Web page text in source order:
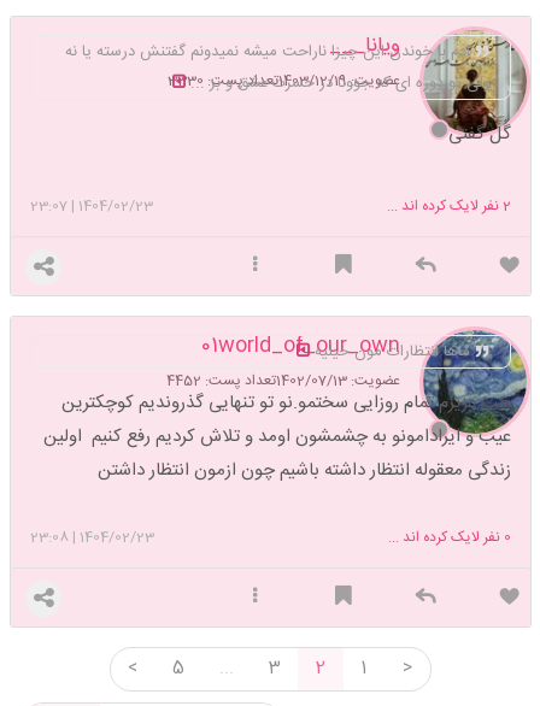
ویانا___
عضویت: 1403/12/19 تعداد پست: 3330
ادم با خوندن این چیزا ناراحت میشه نمیدونم گفتنش درسته یا نه
ولی تو دوره ای که جوونا در حسرت عشق و بر ...
گُل گفتی
1404/02/23
|
23:07 2نفر لایک کرده اند ...
01world_of_our_own
عضویت: 1402/07/13 تعداد پست: 4452
ماها انتظارات مون خیلیه
خب عزیزم تمام روزایی سختمو.نو تو تنهایی گذروندیم کوچکترین
عیب و ایرادامونو به چشمشون اومد و تلاش کردیم رفع کنیم اولین
زندگی معقوله انتظار داشته باشیم چون ازمون انتظار داشتن
1404/02/23
|
23:08 0 نفر لایک کرده اند ...
>
1
2
3
...
5
<